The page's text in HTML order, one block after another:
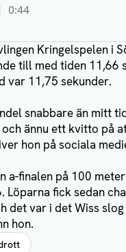
0:44
Kringelspelen i
till med tiden 11,66
var 11,75 sekunder.
snabbare än mitt
ännu ett kvitto på
hon på sociala
a-finalen på 100
Löparna fick sedan
det var i det Wiss
hon.